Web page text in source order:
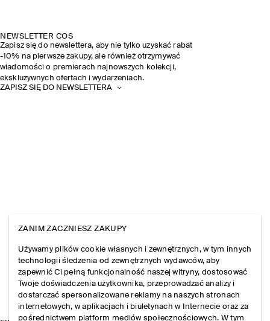
NEWSLETTER COS
Zapisz się do newslettera, aby nie tylko uzyskać rabat
-10% na pierwsze zakupy, ale również otrzymywać
wiadomości o premierach najnowszych kolekcji,
ekskluzywnych ofertach i wydarzeniach.
ZAPISZ SIĘ DO NEWSLETTERA
ZANIM ZACZNIESZ ZAKUPY
Używamy plików cookie własnych i zewnętrznych, w tym innych
technologii śledzenia od zewnętrznych wydawców, aby
zapewnić Ci pełną funkcjonalność naszej witryny, dostosować
Twoje doświadczenia użytkownika, przeprowadzać analizy i
dostarczać spersonalizowane reklamy na naszych stronach
internetowych, w aplikacjach i biuletynach w Internecie oraz za
pośrednictwem platform mediów społecznościowych. W tym